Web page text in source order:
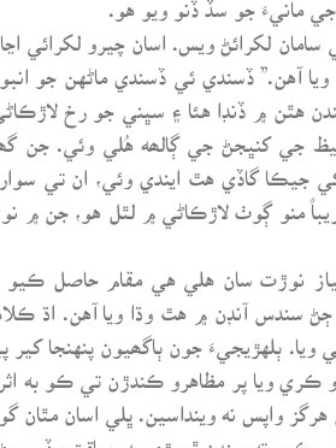
لکرائڻ ويس. اسان چيرو لکرائي اڃا
ويا آهن.” ڏسندي ئي ڏسندي ماڻهن جو
هٿن ۾ ڏنڊا هئا ۽ سڀني جو رخ
جي کنڀجڻ جي ڳالھه هُلي وئي. جن
گاڏي هٿ ايندي وئي، ان تي سوار
منو ڳوٺ لاڙڪاڻي ۾ لٿل هو، جن ۾
نوڙت سان هلي هي مقام حاصل
سندس آنڊن ۾ هٿ وڌا ويا آهن. اڌ
ٻلهڙيجيءَ جون ٻاگھيون پنهنجا
ڪري ويا پر مظاهرو ڪندڙن تي ڪو به
واپس نه وينداسين. ڀلي اسان مٿان
ته سندن ٿورڙي به حماقت وڏو